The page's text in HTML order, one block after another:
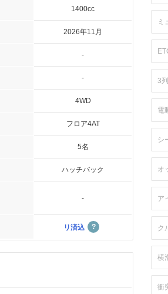
1400cc
2026年11月
-
-
4WD
フロア4AT
5名
ハッチバック
-
リ済込
ミ
3
電
シ
オ
ア
ク
横
衝